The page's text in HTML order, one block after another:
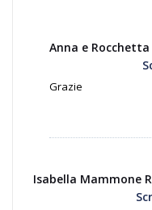
Anna e Rocchetta
Grazie
Isabella Mammone